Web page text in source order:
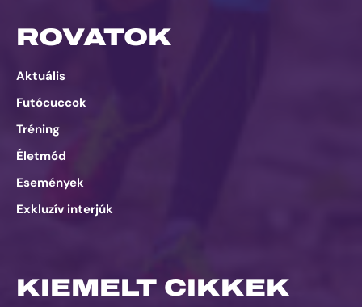
ROVATOK
Aktuális
Futócuccok
Tréning
Életmód
Események
Exkluzív interjúk
KIEMELT CIKKEK